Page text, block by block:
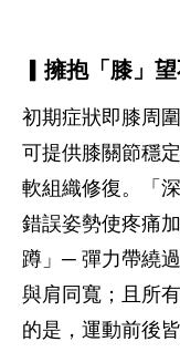
▎擁抱「膝」
初期症狀即膝周
可提供膝關節穩
軟組織修復。「
錯誤姿勢使疼痛
蹲」─ 彈力帶繞
與肩同寬；且所
的是，運動前後